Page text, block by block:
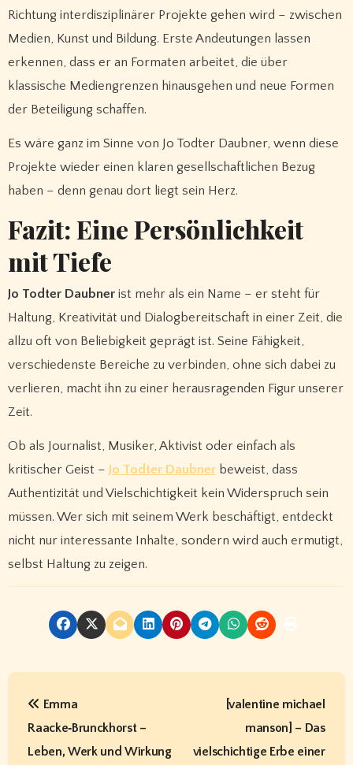
Richtung interdisziplinärer Projekte gehen wird – zwischen
Medien, Kunst und Bildung. Erste Andeutungen lassen
erkennen, dass er an Formaten arbeitet, die über
klassische Mediengrenzen hinausgehen und neue Formen
der Beteiligung schaffen.
Es wäre ganz im Sinne von Jo Todter Daubner, wenn diese
Projekte wieder einen klaren gesellschaftlichen Bezug
haben – denn genau dort liegt sein Herz.
Fazit: Eine Persönlichkeit
mit Tiefe
Jo Todter Daubnerist mehr als ein Name – er steht für
Haltung, Kreativität und Dialogbereitschaft in einer Zeit, die
allzu oft von Beliebigkeit geprägt ist. Seine Fähigkeit,
verschiedenste Bereiche zu verbinden, ohne sich dabei zu
verlieren, macht ihn zu einer herausragenden Figur unserer
Zeit.
Ob als Journalist, Musiker, Aktivist oder einfach als
kritischer Geist – Jo Todter Daubnerbeweist, dass
Authentizität und Vielschichtigkeit kein Widerspruch sein
müssen. Wer sich mit seinem Werk beschäftigt, entdeckt
nicht nur interessante Inhalte, sondern wird auch ermutigt,
selbst Haltung zu zeigen.
P
Emma
Raacke‑Brunckhorst –
Leben, Werk und Wirkung
[valentine michael
manson] – Das
vielschichtige Erbe einer